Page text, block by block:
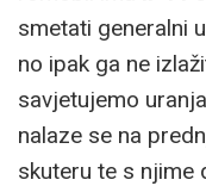
smetati generalni
no ipak ga ne
savjetujemo
nalaze se na
skuteru te s njime